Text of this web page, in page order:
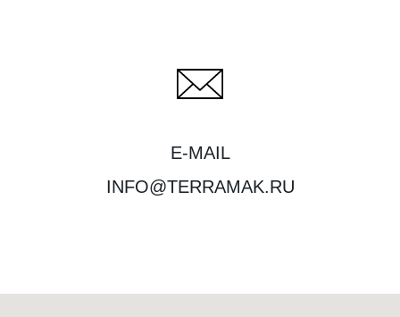
E-MAIL
INFO@TERRAMAK.RU